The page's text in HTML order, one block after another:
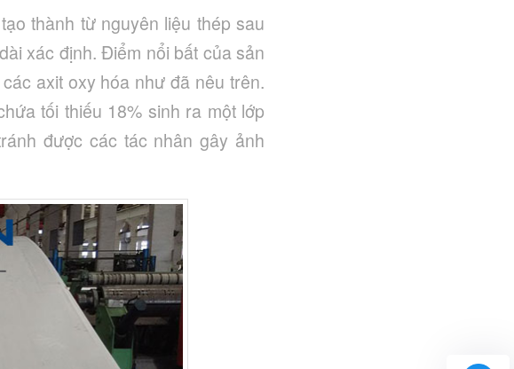
thành từ nguyên liệu thép sau
xác định. Điểm nổi bất của sản
axit oxy hóa như đã nêu trên.
tối thiếu 18% sinh ra một lớp
được các tác nhân gây ảnh